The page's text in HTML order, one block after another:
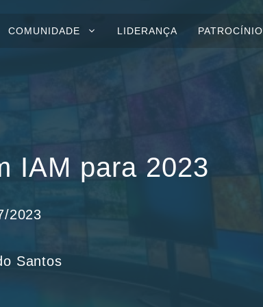
COMUNIDADE LIDERANÇA PATROCÍNIO
IAM para 2023
2023
Santos